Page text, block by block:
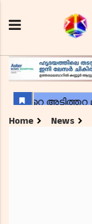
Home News